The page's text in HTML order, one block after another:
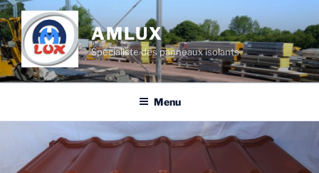
Aller
au
contenu
principal
AMLUX
Spécialiste des panneaux isolants
Menu